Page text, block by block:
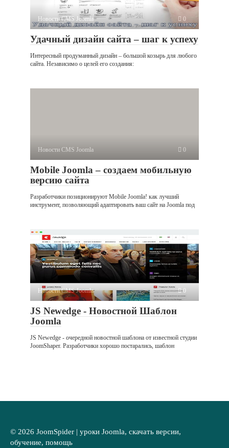
Новости CMS Joomla 0
Удачный дизайн сайта – шаг к успеху
Интересный продуманный дизайн – большой козырь для любого
сайта. Независимо о целей его создания:
Новости CMS Joomla 0
Mobile Joomla – создаем мобильную
версию сайта
Разработчики позиционируют Mobile Joomla! как лучший
инструмент, позволяющий адаптировать ваш сайт на Joomla под
Новости CMS Joomla 0
JS Newedge - Новостной Шаблон
Joomla
JS Newedge - очередной новостной шаблона от известной студии
JoomShaper. Разработчики хорошо постарались, шаблон
© 2026 JoomSpider | уроки Joomla, скачать версии,
обучение, помощь